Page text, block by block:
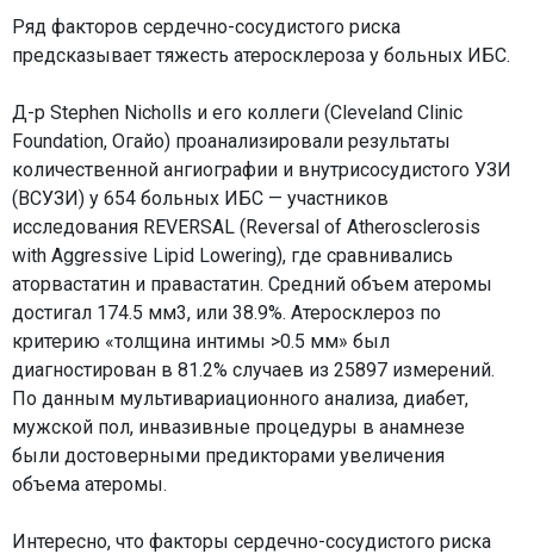
Ряд факторов сердечно-сосудистого риска
предсказывает тяжесть атеросклероза у больных ИБС.
Д-р Stephen Nicholls и его коллеги (Cleveland Clinic
Foundation, Огайо) проанализировали результаты
количественной ангиографии и внутрисосудистого УЗИ
(ВСУЗИ) у 654 больных ИБС — участников
исследования REVERSAL (Reversal of Atherosclerosis
with Aggressive Lipid Lowering), где сравнивались
аторвастатин и правастатин. Средний объем атеромы
достигал 174.5 мм3, или 38.9%. Атеросклероз по
критерию «толщина интимы >0.5 мм» был
диагностирован в 81.2% случаев из 25897 измерений.
По данным мультивариационного анализа, диабет,
мужской пол, инвазивные процедуры в анамнезе
были достоверными предикторами увеличения
объема атеромы.
Интересно, что факторы сердечно-сосудистого риска